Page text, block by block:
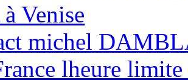
Venise
michel
lheure limite